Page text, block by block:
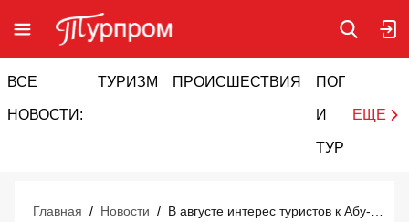
ВСЕ
НОВОСТИ:
ТУРИЗМ ПРОИСШЕСТВИЯ ПОГОДА
И
ТУРИЗМ
ЕЩЕ
Главная / Новости /